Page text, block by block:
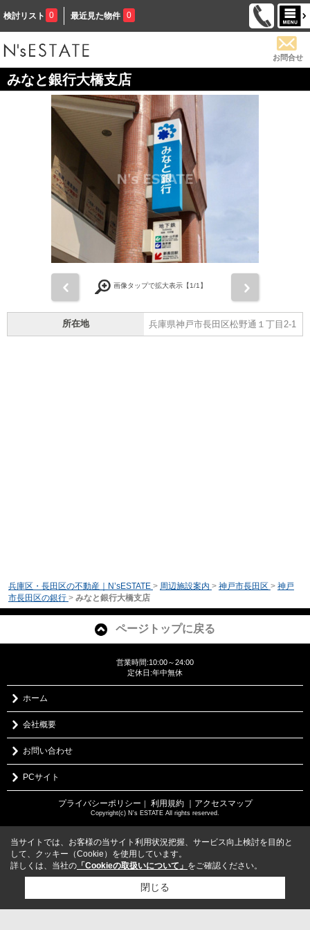
検討リスト 0 最近見た物件 0
お問合せ
みなと銀行大橋支店
画像タップで拡大表示【1/1】
所在地 兵庫県神戸市長田区松野通１丁目2-1
兵庫区・長田区の不動産｜N’sESTATE > 周辺施設案内 > 神戸市長田区 > 神戸
市長田区の銀行 > みなと銀行大橋支店
ページトップに戻る
営業時間:10:00～24:00
定休日:年中無休
ホーム
会社概要
お問い合わせ
PCサイト
プライバシーポリシー ｜ 利用規約 ｜アクセスマップ
Copyright(c) N's ESTATE All rights reserved.
当サイトでは、お客様の当サイト利用状況把握、サービス向上検討を目的と
して、クッキー（Cookie）を使用しています。
詳しくは、当社の 「Cookieの取扱いについて」 をご確認ください。
閉じる